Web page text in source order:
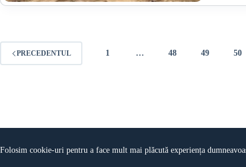
Folosim cookie-uri pentru a face mult mai plăcută experiența
PRECEDENTUL 1 … 48 49 50